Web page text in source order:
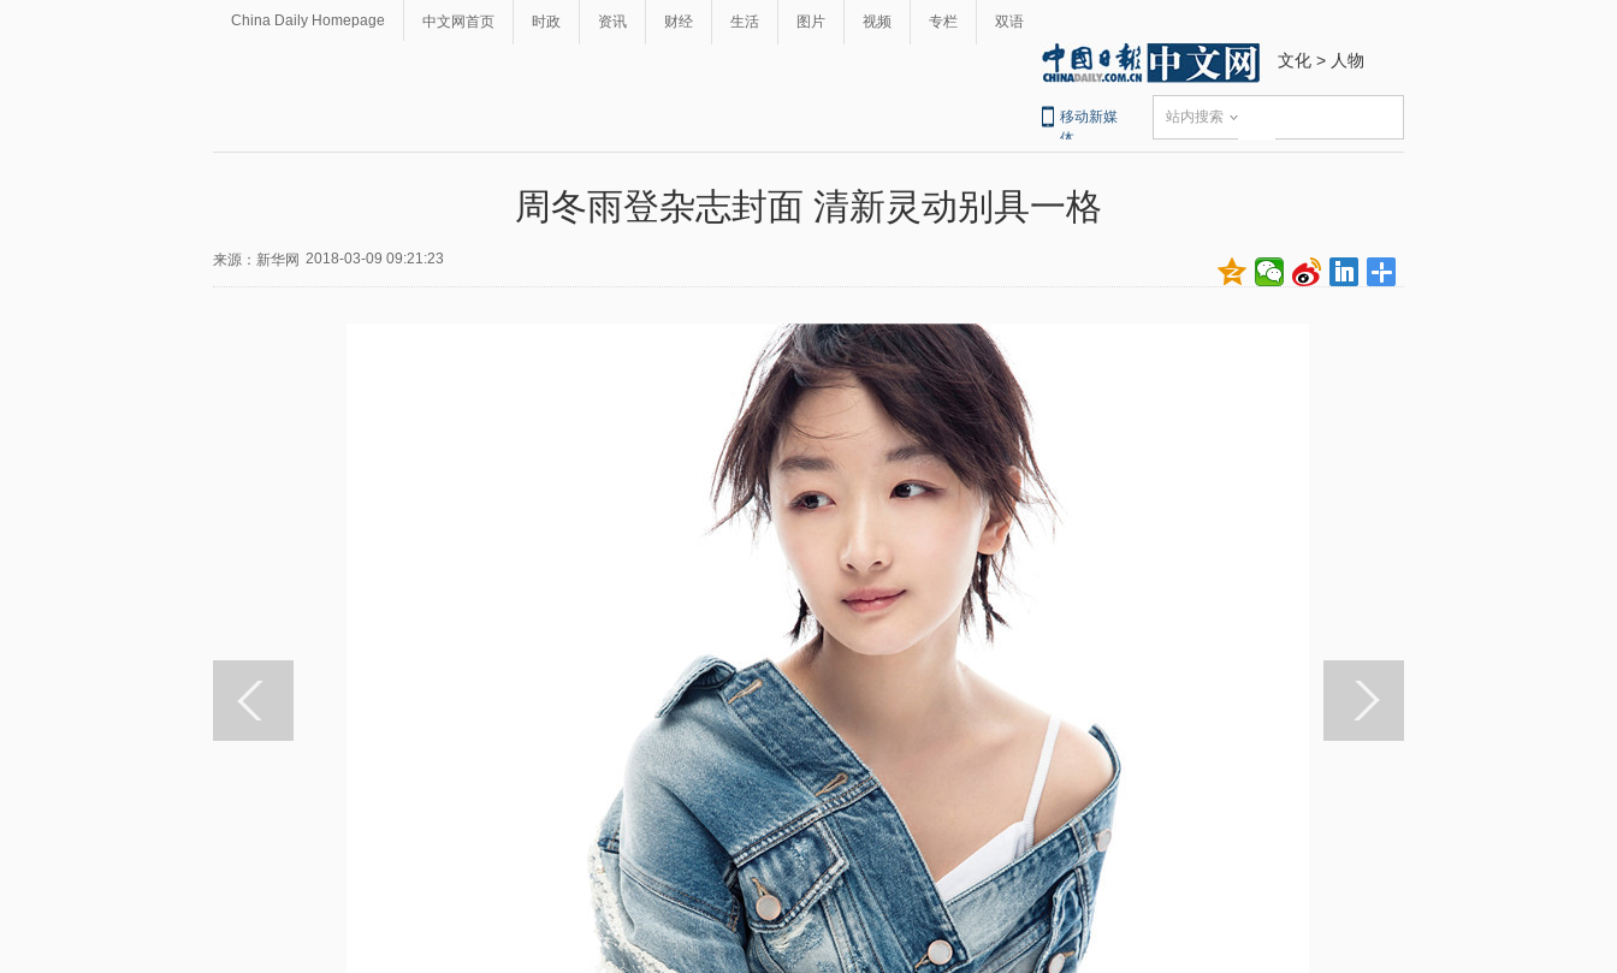
China Daily Homepage 中文网首页 时政 资讯 财经 生活 图片 视频 专栏 双语
文化 > 人物
移动新媒
体
站内搜索
周冬雨登杂志封面 清新灵动别具一格
来源：新华网 2018-03-09 09:21:23